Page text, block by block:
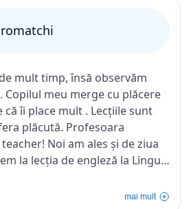
MULȚUMESC tare mult!
mult timp, însă observăm
Copilul meu merge cu plăcere
că îi place mult . Lecțiile sunt
plăcută. Profesoara
Noi am ales și de ziua
la lecția de engleză la Lingua
mai mult